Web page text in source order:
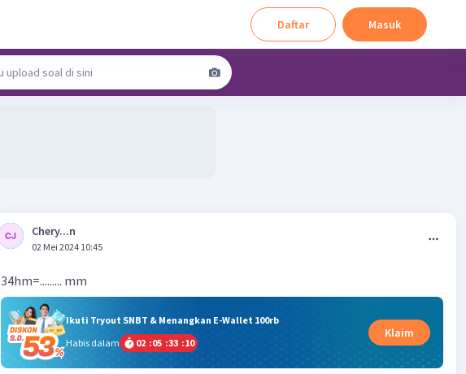
Daftar Masuk
Chery...n
02 Mei 2024 10:45
34hm=......... mm
Ikuti Tryout SNBT & Menangkan E-Wallet 100rb
Habis dalam
02 :05 :33 :09
Klaim